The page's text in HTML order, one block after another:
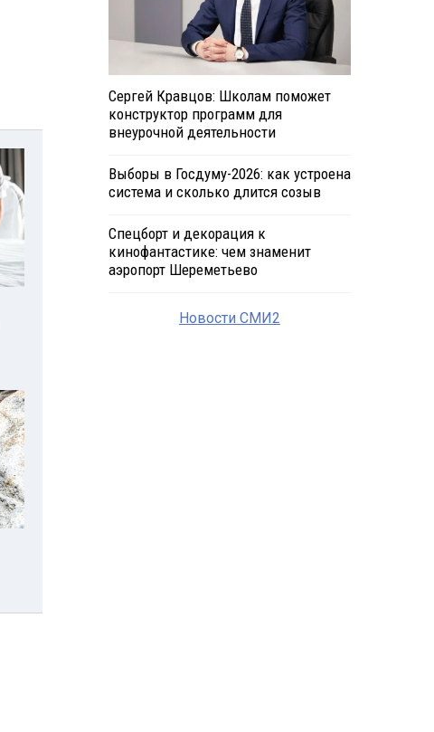
Сергей Кравцов: Школам поможет
конструктор программ для
внеурочной деятельности
Выборы в Госдуму-2026: как устроена
система и сколько длится созыв
Спецборт и декорация к
кинофантастике: чем знаменит
аэропорт Шереметьево
Новости СМИ2